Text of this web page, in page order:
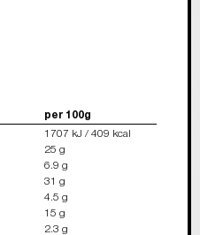
per 100g
1707 kJ / 409 kcal
25 g
6.9 g
31 g
4.5 g
15 g
2.3 g